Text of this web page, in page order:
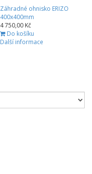
Záhradné ohnisko ERIZO
400x400mm
4 750,00 Kč
Do košíku
Další informace